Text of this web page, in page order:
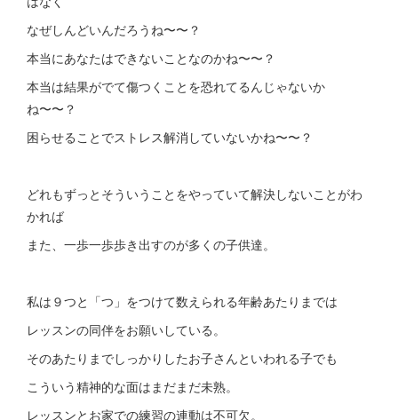
なぜしんどいんだろうね〜〜？
本当にあなたはできないことなのかね〜〜？
本当は結果がでて傷つくことを恐れてるんじゃないか
ね〜〜？
困らせることでストレス解消していないかね〜〜？
どれもずっとそういうことをやっていて解決しないことがわ
かれば
また、一歩一歩歩き出すのが多くの子供達。
私は９つと「つ」をつけて数えられる年齢あたりまでは
レッスンの同伴をお願いしている。
そのあたりまでしっかりしたお子さんといわれる子でも
こういう精神的な面はまだまだ未熟。
レッスンとお家での練習の連動は不可欠。